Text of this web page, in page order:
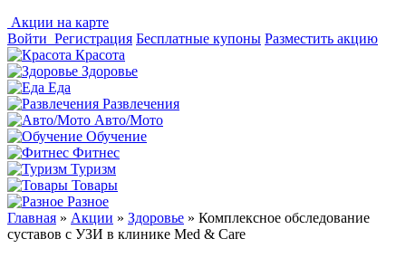
Акции на карте
Войти Регистрация Бесплатные купоны Разместить акцию
Красота
Здоровье
Еда
Развлечения
Авто/Мото
Обучение
Фитнес
Туризм
Товары
Разное
Главная » Акции » Здоровье » Комплексное обследование
суставов с УЗИ в клинике Med & Care